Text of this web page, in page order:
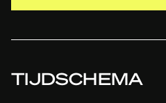
TIJDSCHEMA